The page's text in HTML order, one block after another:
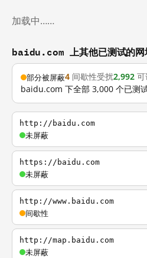
加载中……
baidu.com 上其他已测试的网
部分被屏蔽4 间歇性受扰2,992 可
baidu.com 下全部 3,000 个已测
http://baidu.com
未屏蔽
https://baidu.com
未屏蔽
http://www.baidu.com
间歇性
http://map.baidu.com
未屏蔽